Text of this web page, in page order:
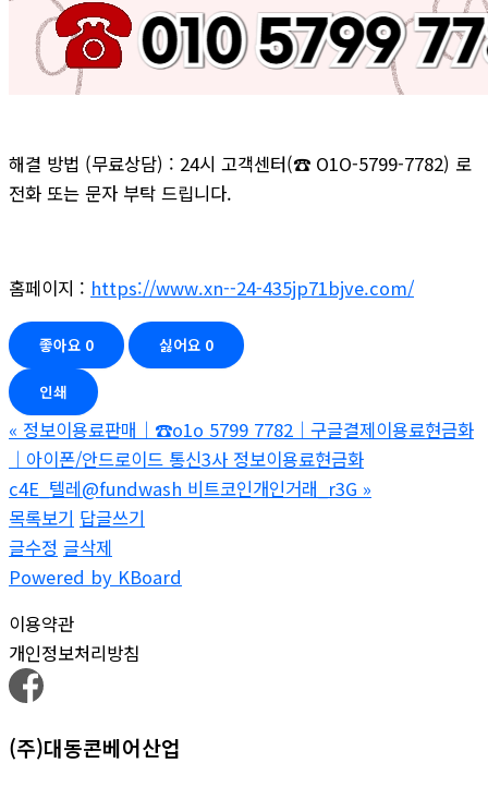
해결 방법 (무료상담) : 24시 고객센터(☎ O1O-5799-7782) 로
전화 또는 문자 부탁 드립니다.
홈페이지 : https://www.xn--24-435jp71bjve.com/
좋아요 0 싫어요 0
인쇄
« 정보이용료판매｜☎o1o 5799 7782｜구글결제이용료현금화
｜아이폰/안드로이드 통신3사 정보이용료현금화
c4E_텔레@fundwash 비트코인개인거래_r3G »
목록보기 답글쓰기
글수정 글삭제
Powered by KBoard
이용약관
개인정보처리방침
(주)대동콘베어산업